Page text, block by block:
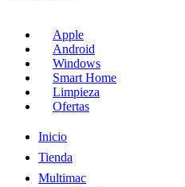
Apple
Android
Windows
Smart Home
Limpieza
Ofertas
Inicio
Tienda
Multimac